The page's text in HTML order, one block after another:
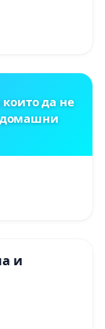
да не
домашни
и